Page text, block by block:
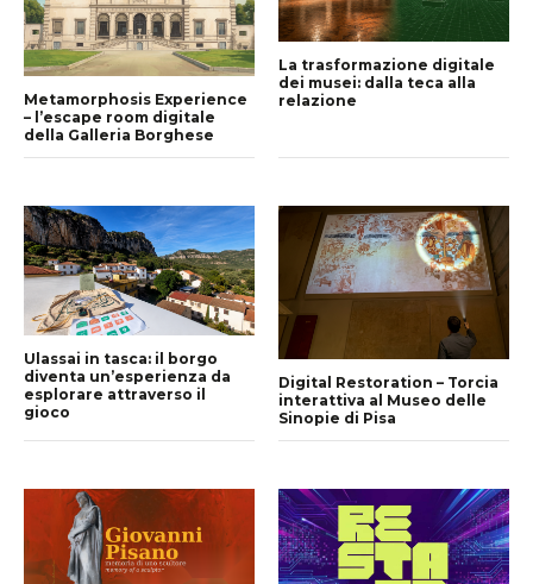
Metamorphosis Experience
– l’escape room digitale
della Galleria Borghese
La trasformazione digitale
dei musei: dalla teca alla
relazione
Ulassai in tasca: il borgo
diventa un’esperienza da
esplorare attraverso il
gioco
Digital Restoration – Torcia
interattiva al Museo delle
Sinopie di Pisa